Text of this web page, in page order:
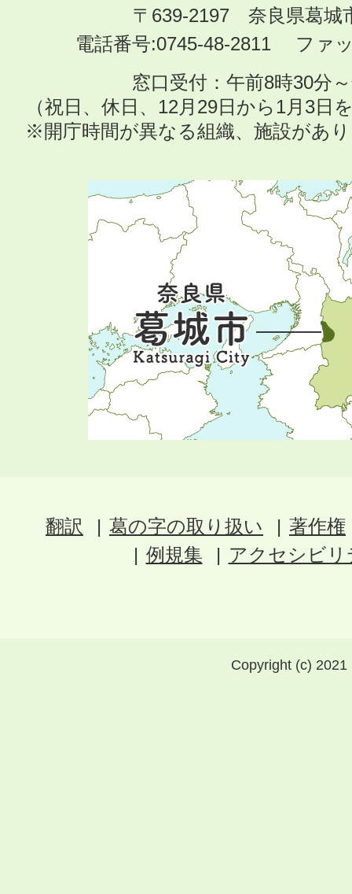
〒639-2197 奈良県葛城
電話番号:0745-48-2811 ファ
窓口受付：午前8時30分
（祝日、休日、12月29日から1月3日
※開庁時間が異なる組織、施設があ
翻訳 葛の字の取り扱い
著作権
例規集
アクセシビ
Copyright (c)